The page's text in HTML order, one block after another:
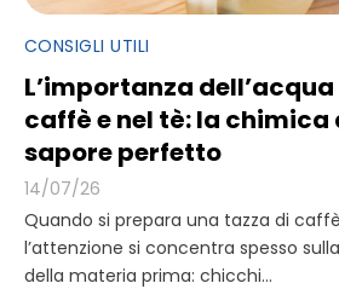
CONSIGLI UTILI
L’importanza dell’acqua
caffè e nel tè: la chimica
sapore perfetto
14/07/26
Quando si prepara una tazza di
l’attenzione si concentra spesso
della materia prima: chicchi...